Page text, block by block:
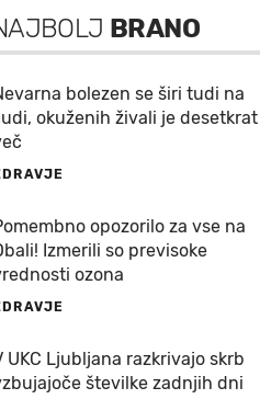
BRANO
bolezen se širi tudi na
okuženih živali je desetkrat
opozorilo za vse na
Izmerili so previsoke
ozona
UKC Ljubljana razkrivajo skrb
številke zadnjih dni